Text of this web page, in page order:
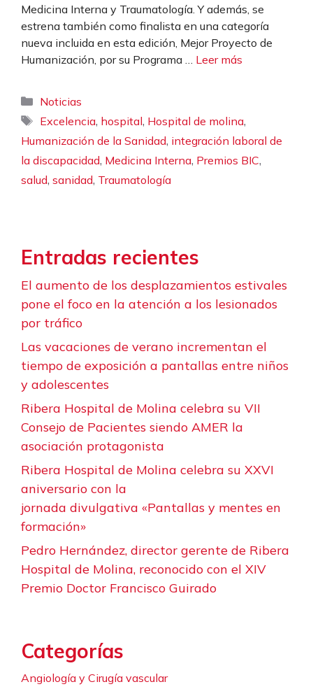
Medicina Interna y Traumatología. Y además, se
estrena también como finalista en una categoría
nueva incluida en esta edición, Mejor Proyecto de
Humanización, por su Programa … Leer más
Categorías
Noticias
Etiquetas
Excelencia, hospital, Hospital de molina,
Humanización de la Sanidad, integración laboral de
la discapacidad, Medicina Interna, Premios BIC,
salud, sanidad, Traumatología
Entradas recientes
El aumento de los desplazamientos estivales
pone el foco en la atención a los lesionados
por tráfico
Las vacaciones de verano incrementan el
tiempo de exposición a pantallas entre niños
y adolescentes
Ribera Hospital de Molina celebra su VII
Consejo de Pacientes siendo AMER la
asociación protagonista
Ribera Hospital de Molina celebra su XXVI
aniversario con la
jornada divulgativa «Pantallas y mentes en
formación»
Pedro Hernández, director gerente de Ribera
Hospital de Molina, reconocido con el XIV
Premio Doctor Francisco Guirado
Categorías
Angiología y Cirugía vascular